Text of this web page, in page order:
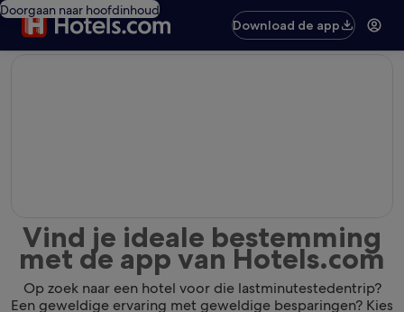
Doorgaan naar hoofdinhoud
Download de app
Vind je ideale bestemming
met de app van Hotels.com
Op zoek naar een hotel voor die lastminutestedentrip?
Een geweldige ervaring met geweldige besparingen? Kies